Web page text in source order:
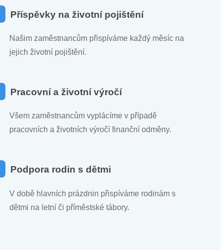
Příspěvky na životní pojištění
Našim zaměstnancům přispíváme každý měsíc na
jejich životní pojištění.
Pracovní a životní výročí
Všem zaměstnancům vyplácíme v případě
pracovních a životních výročí finanční odměny.
Podpora rodin s dětmi
V době hlavních prázdnin přispíváme rodinám s
dětmi na letní či příměstské tábory.